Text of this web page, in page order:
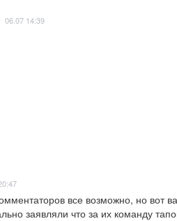
06.07 14:39
все возможно, но вот
заявляли что за их команду